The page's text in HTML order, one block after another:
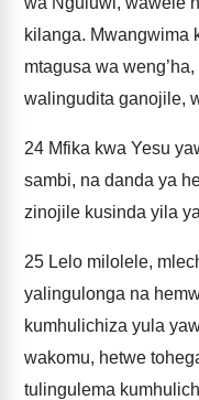
kilanga. Mwangwima
mtagusa wa
walingudita ganojile,
24 Mfika kwa Yesu
sambi, na danda ya
zinojile kusinda yila
25 Lelo milolele,
yalingulonga na
kumhulichiza yula
wakomu, hetwe
tulingulema